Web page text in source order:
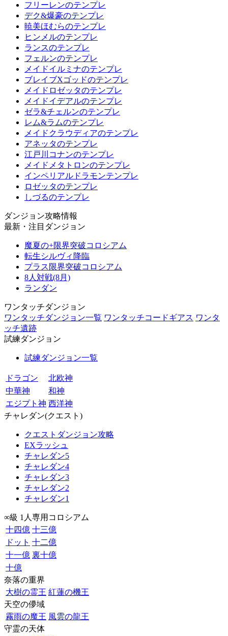
フリーレンのテンプレ
デク&爆豪のテンプレ
暁美ほむらのテンプレ
ヒンメルのテンプレ
ランスのテンプレ
フェルンのテンプレ
メイドイルミナのテンプレ
ブレイブXゴッドのテンプレ
メイドロゼッタのテンプレ
メイドイデアルのテンプレ
ゼラ&チェルンのテンプレ
レム&ラムのテンプレ
メイドクラウディアのテンプレ
アネッタのテンプレ
江戸川コナンのテンプレ
メイドメタトロンのテンプレ
インペリアルドラモンテンプレ
ロゼッタのテンプレ
しづるのテンプレ
ダンジョン攻略情報
最新・注目ダンジョン
魔夏の+限界突破コロシアム
転生シルヴィ降臨
プラス限界突破コロシアム
8人対戦(8月)
ランダン
ワンタッチダンジョン
ワンタッチダンジョン一覧 ワンタッチコードギアス ワンタ
ッチ遺跡
試練ダンジョン
試練ダンジョン一覧
ドラゴン
北欧神
中華神
和神
エジプト神 西洋神
チャレダン(クエスト)
クエストダンジョン攻略
EXラッシュ
チャレダン5
チャレダン4
チャレダン3
チャレダン2
チャレダン1
∞級 1人専用コロシアム
十四億 十三億
ドット 十二億
十一億 裏十億
十億
奈落の重界
大樹の霊王 紅蓮の機王
天空の儚域
霧雨の魔王 風雲の龍王
守霊の天体